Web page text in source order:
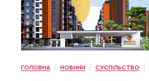
ГОЛОВНА НОВИНИ СУСПІЛЬСТВО